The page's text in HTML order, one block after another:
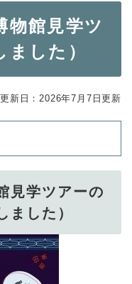
物館見学ツ
した）
更新日：2026年7月7日更新
見学ツアーの
ました）